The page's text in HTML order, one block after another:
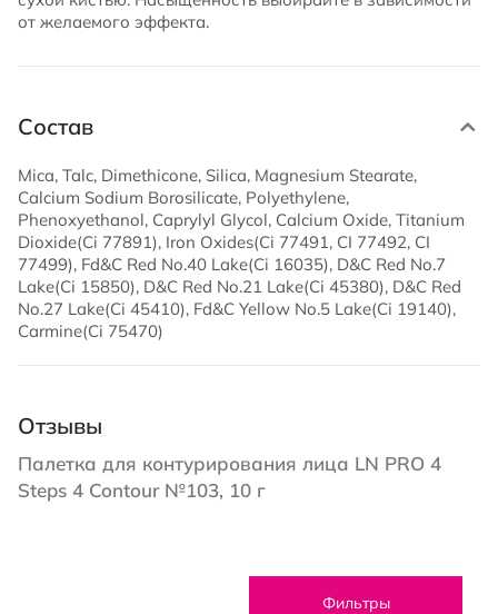
от желаемого эффекта.
Состав
Mica, Talc, Dimethicone, Silica, Magnesium Stearate,
Calcium Sodium Borosilicate, Polyethylene,
Phenoxyethanol, Caprylyl Glycol, Calcium Oxide, Titanium
Dioxide(Ci 77891), Iron Oxides(Ci 77491, CI 77492, CI
77499), Fd&C Red No.40 Lake(Ci 16035), D&C Red No.7
Lake(Ci 15850), D&C Red No.21 Lake(Ci 45380), D&C Red
No.27 Lake(Ci 45410), Fd&C Yellow No.5 Lake(Ci 19140),
Carmine(Ci 75470)
Отзывы
Палетка для контурирования лица LN PRO 4
Steps 4 Contour №103, 10 г
Фильтры